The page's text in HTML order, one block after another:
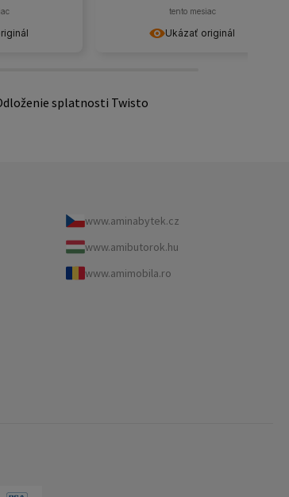
Ukázať originál
tovaru, rýchle doručenie.
Odporúčam to.
tento mesiac
splatnosti Twisto
www.aminabytek.cz
www.amibutorok.hu
www.amimobila.ro